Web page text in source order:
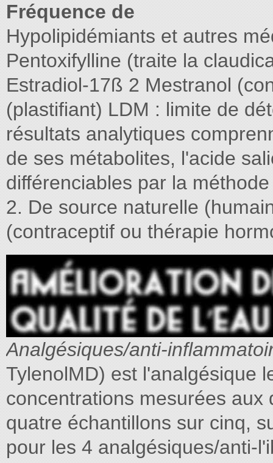
Fréquence de
Hypolipidémiants et autres
Pentoxifylline (traite la
Estradiol-17ß 2 Mestranol
(plastifiant) LDM : limite de
résultats analytiques
de ses métabolites, l'acide
différenciables par la
2. De source naturelle
(contraceptif ou thérapie
Analgésiques/anti-
TylenolMD) est l'analgésique
concentrations mesurées
quatre échantillons sur cinq,
pour les 4 analgésiques/anti-